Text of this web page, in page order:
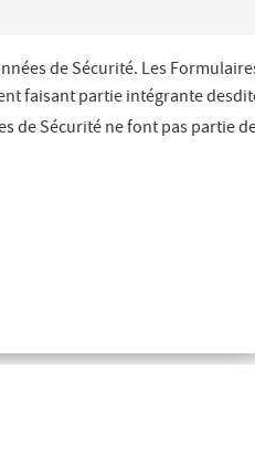
de Sécurité. Les
faisant partie intégrante
de Sécurité ne font pas partie